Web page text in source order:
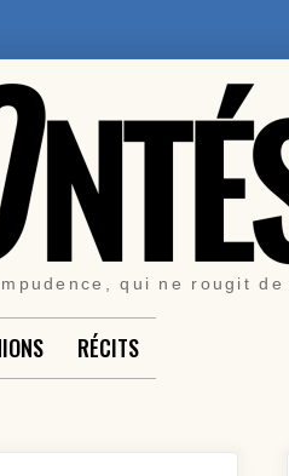
qui ne rougit de
RÉCITS